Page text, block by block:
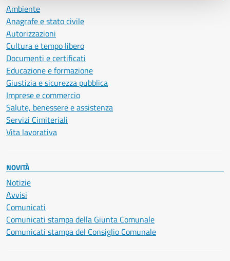
Ambiente
Anagrafe e stato civile
Autorizzazioni
Cultura e tempo libero
Documenti e certificati
Educazione e formazione
Giustizia e sicurezza pubblica
Imprese e commercio
Salute, benessere e assistenza
Servizi Cimiteriali
Vita lavorativa
NOVITÀ
Notizie
Avvisi
Comunicati
Comunicati stampa della Giunta Comunale
Comunicati stampa del Consiglio Comunale